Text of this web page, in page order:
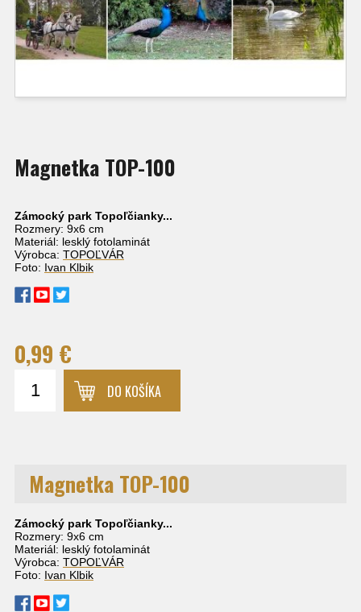
Magnetka TOP-100
Zámocký park Topoľčianky...
Rozmery: 9x6 cm
Materiál: lesklý fotolaminát
Výrobca: TOPOĽVÁR
Foto: Ivan Klbik
0,99 €
DO KOŠÍKA
Magnetka TOP-100
Zámocký park Topoľčianky...
Rozmery: 9x6 cm
Materiál: lesklý fotolaminát
Výrobca: TOPOĽVÁR
Foto: Ivan Klbik